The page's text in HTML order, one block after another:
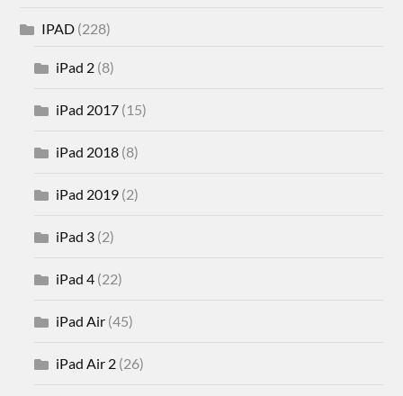
IPAD (228)
iPad 2 (8)
iPad 2017 (15)
iPad 2018 (8)
iPad 2019 (2)
iPad 3 (2)
iPad 4 (22)
iPad Air (45)
iPad Air 2 (26)